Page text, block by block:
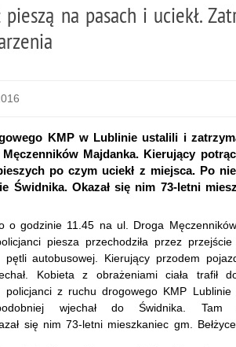
na pasach i uciekł.
KMP w Lublinie ustalili i
Majdanka. Kierujący
po czym uciekł z miejsca. Po
Świdnika. Okazał się nim 73-letni
o godzinie 11.45 na ul. Droga
piesza przechodziła przez
autobusowej. Kierujący przodem
Kobieta z obrażeniami ciała trafił
policjanci z ruchu drogowego KMP Lublinie
wjechał do Świdnika. Tam
się nim 73-letni mieszkaniec gm.